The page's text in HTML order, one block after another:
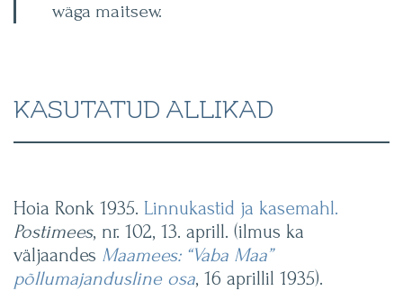
wäga maitsew.
KASUTATUD ALLIKAD
Hoia Ronk 1935. Linnukastid ja kasemahl.
Postimees, nr. 102, 13. aprill. (ilmus ka
väljaandes Maamees: “Vaba Maa”
põllumajandusline osa, 16 aprillil 1935).